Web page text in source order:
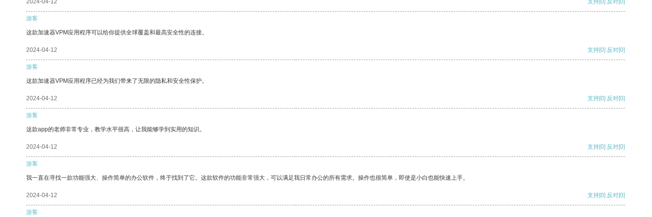
2024-04-12 支持[0] 反对[0]
游客
这款加速器VPM应用程序可以给你提供全球覆盖和最高安全性的连接。
2024-04-12 支持[0] 反对[0]
游客
这款加速器VPM应用程序已经为我们带来了无限的隐私和安全性保护。
2024-04-12 支持[0] 反对[0]
游客
这款app的老师非常专业，教学水平很高，让我能够学到实用的知识。
2024-04-12 支持[0] 反对[0]
游客
我一直在寻找一款功能强大、操作简单的办公软件，终于找到了它。这款软件的功能非常强大，可以满足我日常办公的所有需求。操作也很简单，即使是小白也能快速上手。
2024-04-12 支持[0] 反对[0]
游客